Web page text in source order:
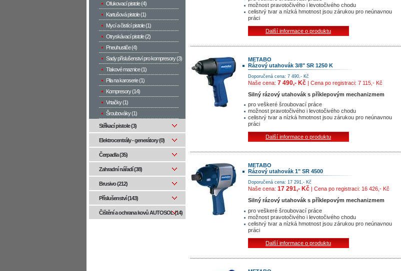
možnost pravotočivého i levotočivého chodu
celistvý tvar a nízká hmotnost jsou zárukou pro neúnavnou
práci
Další informace o produktu
METABO
Rázový utahovák 3/8" SR 1250 K
Doporučená cena: 7 490,- Kč
Naše cena: 7 490,- Kč | Cena po registraci: 7 115,- Kč
Silný rázový utahovák s příklepovým mechanizmem
pro veškeré šroubovací práce
možnost pravotočivého i levotočivého chodu
celistvý tvar a nízká hmotnost jsou zárukou pro neúnavnou
práci
Další informace o produktu
METABO
Rázový utahovák 1" SR 4500
Doporučená cena: 17 291,- Kč
Naše cena: 17 291,- Kč
| Cena po registraci: 16 426,- Kč
Silný rázový utahovák s příklepovým mechanizmem
pro veškeré šroubovací práce
možnost pravotočivého i levotočivého chodu
celistvý tvar a nízká hmotnost jsou zárukou pro neúnavnou
práci
Další informace o produktu
Ofukovací pistole (4)
Kartušová pistole (1)
Mycí a čistící pistole (1)
Otryskávací pistole (2)
Pneuhustiče (4)
Sady příslušenství pro kompresory (3)
Tlakové maznice (1)
Pila na karoserie (1)
Kompresory (14)
Vrtačky (1)
Šroubováky (1)
Stříkací pistole (3)
Elektrocentrály - generátory (0)
Čerpadla (35)
Zahradní nářadí (38)
Brusivo (212)
Příslušenství (143)
Čištění a ochrana kovů AUTOSOL (14)